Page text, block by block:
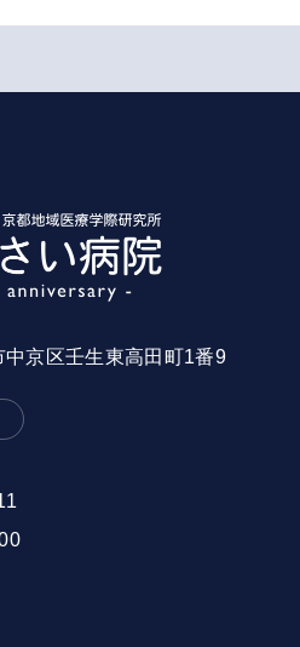
京区壬生東高田町1番9